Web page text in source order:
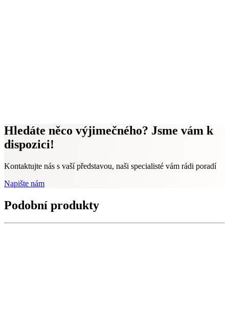
Hledáte něco výjimečného? Jsme vám k
dispozici!
Kontaktujte nás s vaší představou, naši specialisté vám rádi poradí
Napište nám
Podobní produkty